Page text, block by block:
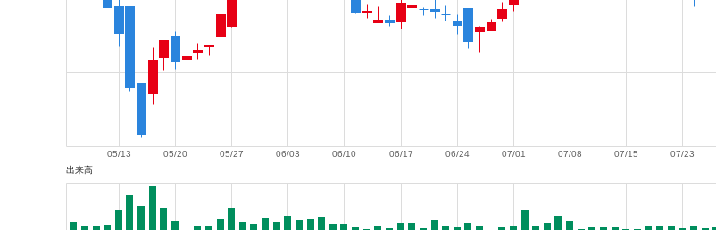
07/23
07/15
07/08
07/01
06/24
06/17
06/10
06/03
05/27
05/20
05/13
出来高